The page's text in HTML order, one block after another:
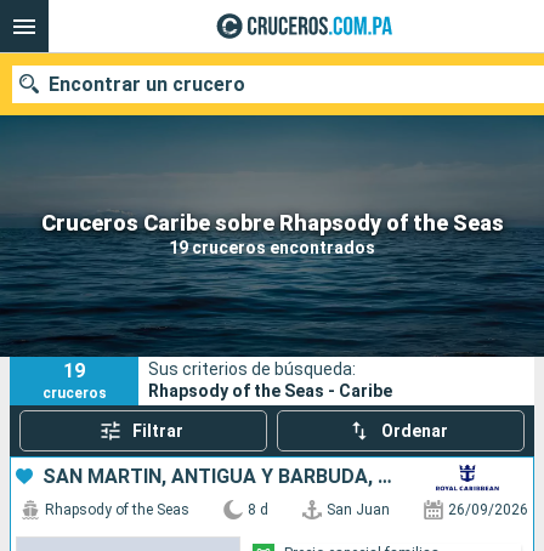
Cruceros Caribe sobre Rhapsody of the Seas
19 cruceros encontrados
Encontrar un crucero
Nuestros destinos
Fecha de salida
Puertos Compañías
Buscar
19
cruceros
Sus criterios de búsqueda:
Rhapsody of the Seas - Caribe
Filtrar Ordenar
SAN MARTÍN, ANTIGUA Y BARBUDA, PUERTO RICO
Rhapsody of the Seas 8 d San Juan 26/09/2026